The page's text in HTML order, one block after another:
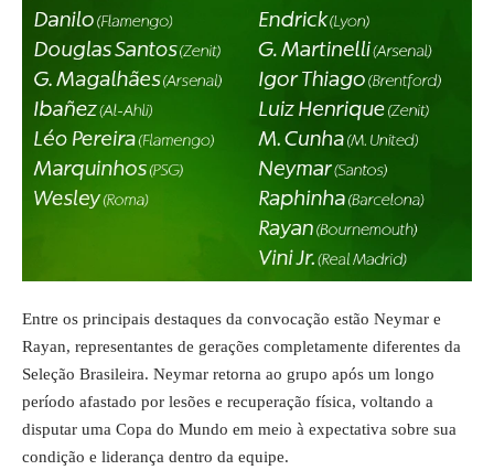
Entre os principais destaques da convocação estão Neymar e
Rayan, representantes de gerações completamente diferentes da
Seleção Brasileira. Neymar retorna ao grupo após um longo
período afastado por lesões e recuperação física, voltando a
disputar uma Copa do Mundo em meio à expectativa sobre sua
condição e liderança dentro da equipe.